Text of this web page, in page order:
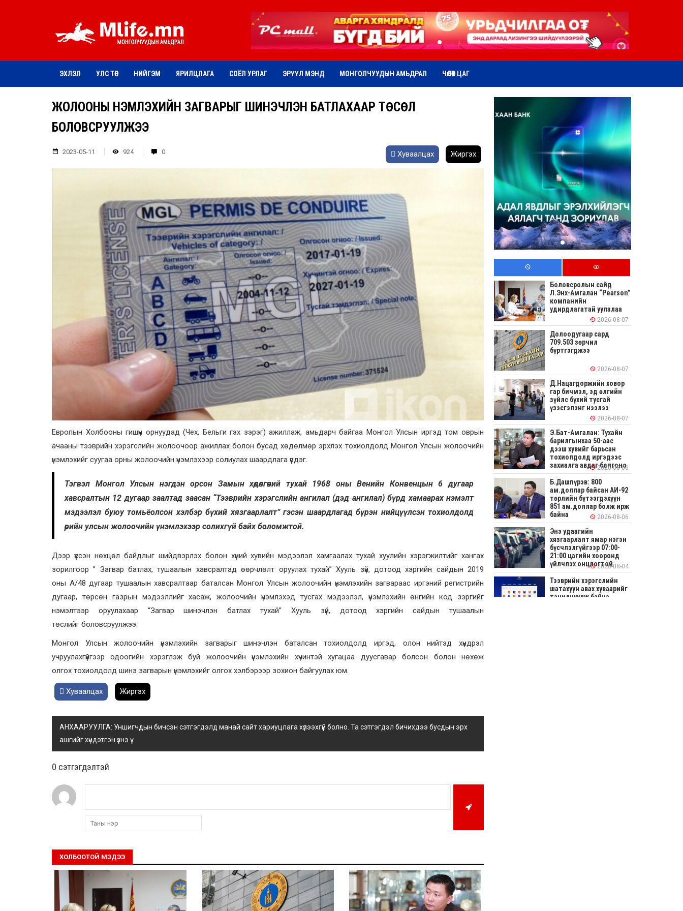
ЭХЛЭЛ УЛС ТӨР НИЙГЭМ ЯРИЛЦЛАГА СОЁЛ УРЛАГ ЭРҮҮЛ МЭНД МОНГОЛЧУУДЫН АМЬДРАЛ ЧӨЛӨӨТ ЦАГ
ЖОЛООНЫ ҮНЭМЛЭХИЙН ЗАГВАРЫГ ШИНЭЧЛЭН БАТЛАХААР ТӨСӨЛ
БОЛОВСРУУЛЖЭЭ
2023-05-11 924 0 Хуваалцах Жиргэх
Европын Холбооны гишүүн орнуудад (Чех, Бельги гэх зэрэг) ажиллаж, амьдарч байгаа Монгол Улсын иргэд том оврын
ачааны тээврийн хэрэгслийн жолоочоор ажиллах болон бусад хөдөлмөр эрхлэх тохиолдолд Монгол Улсын жолоочийн
үнэмлэхийг суугаа орны жолоочийн үнэмлэхээр солиулах шаардлага үүсдэг.
Тэгвэл Монгол Улсын нэгдэн орсон Замын хөдөлгөөний тухай 1968 оны Венийн Конвенцын 6 дугаар
хавсралтын 12 дугаар заалтад заасан “Тээврийн хэрэгслийн ангилал (дэд ангилал) бүрд хамаарах нэмэлт
мэдээлэл буюу томьёолсон хэлбэр бүхий хязгаарлалт” гэсэн шаардлагад бүрэн нийцүүлсэн тохиолдолд
өөрийн улсын жолоочийн үнэмлэхээр солихгүй байх боломжтой.
Дээр үүссэн нөхцөл байдлыг шийдвэрлэх болон хүний хувийн мэдээлэл хамгаалах тухай хуулийн хэрэгжилтийг хангах
зорилгоор ” Загвар батлах, тушаалын хавсралтад өөрчлөлт оруулах тухай” Хууль зүй, дотоод хэргийн сайдын 2019
оны А/48 дугаар тушаалын хавсралтаар баталсан Монгол Улсын жолоочийн үнэмлэхийн загвараас иргэний регистрийн
дугаар, төрсөн газрын мэдээллийг хасаж, жолоочийн үнэмлэхэд тусгах мэдээлэл, үнэмлэхийн өнгийн код зэргийг
нэмэлтээр оруулахаар “Загвар шинэчлэн батлах тухай” Хууль зүй, дотоод хэргийн сайдын тушаалын
төслийг боловсруулжээ.
Монгол Улсын жолоочийн үнэмлэхийн загварыг шинэчлэн баталсан тохиолдолд иргэд, олон нийтэд хүндрэл
учруулахгүйгээр одоогийн хэрэглэж буй жолоочийн үнэмлэхийн хүчинтэй хугацаа дуусгавар болсон болон нөхөж
олгох тохиолдолд шинэ загварын үнэмлэхийг олгох хэлбэрээр зохион байгуулах юм.
Хуваалцах Жиргэх
АНХААРУУЛГА: Уншигчдын бичсэн сэтгэгдэлд манай сайт хариуцлага хүлээхгүй болно. Та сэтгэгдэл бичихдээ бусдын эрх
ашгийг хүндэтгэн үзнэ үү.
0 cэтгэгдэлтэй
ХОЛБООТОЙ МЭДЭЭ
Боловсролын сайд
Л.Энх-Амгалан “Pearson”
компанийн
удирдлагатай уулзлаа
2026-08-07
Долоодугаар сард
709.503 зөрчил
бүртгэгджээ
2026-08-07
Д.Нацагдоржийн ховор
гар бичмэл, эд өлгийн
зүйлс бүхий тусгай
үзэсгэлэнг нээлээ
2026-08-07
Э.Бат-Амгалан: Тухайн
барилгынхаа 50-аас
дээш хувийг барьсан
тохиолдолд иргэдээс
захиалга авдаг болгоно
2026-08-06
Б.Дашпүрэв: 800
ам.доллар байсан АИ-92
төрлийн бүтээгдэхүүн
851 ам.доллар болж ирж
байна
2026-08-06
Энэ удаагийн
хязгаарлалт ямар нэгэн
бүсчлэлгүйгээр 07:00-
21:00 цагийн хооронд
үйлчлэх онцлогтой2026-08-04
Тээврийн хэрэгслийн
шатахуун авах хуваарийг
танилцуулж байна